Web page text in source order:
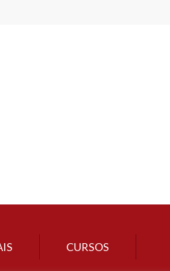
CURSOS